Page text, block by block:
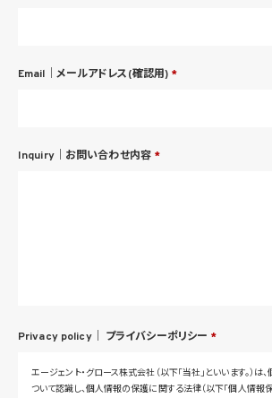
Email｜メールアドレス(確認用) *
Inquiry｜お問い合わせ内容 *
Privacy policy｜ プライバシーポリシー *
エージェント・グロース株式会社（以下「当社」といいます。）
ついて認識し、個人情報の保護に関する法律（以下「個人情報保